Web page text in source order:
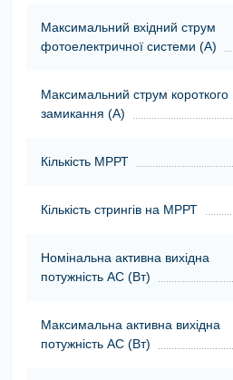
Максимальний вхідний струм
фотоелектричної системи (А)
Максимальний струм короткого
замикання (А)
Кількість МРРТ
Кількість стрингів на МРРТ
Номінальна активна вихідна
потужність АС (Вт)
Максимальна активна вихідна
потужність АС (Вт)